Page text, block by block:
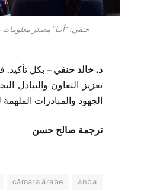
حنفي: “أنبا” مصدر
د. خالد حنفي– بكل
تعزيز التعاون والتبادل
الجهود والمبادرات
ترجمة صالح حسن
anba
câmara árabe